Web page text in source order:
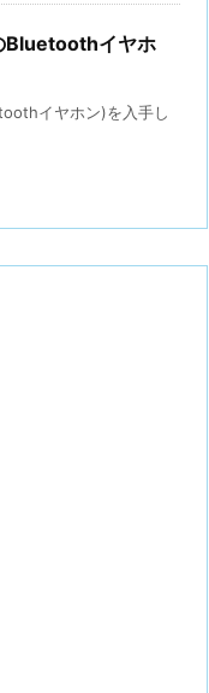
Bluetoothイヤホ
イヤホン)を入手し